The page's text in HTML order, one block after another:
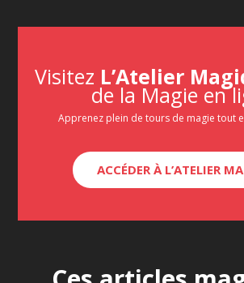
Visitez L’Atelier
de la Magie en
Apprenez plein de tours de magie tout
ACCÉDER À L’ATELIER